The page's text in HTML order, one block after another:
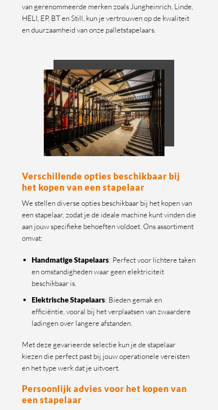
van gerenommeerde merken zoals Jungheinrich, Linde,
HELI, EP, BT en Still, kun je vertrouwen op de kwaliteit
en duurzaamheid van onze palletstapelaars.
Verschillende opties beschikbaar bij
het kopen van een stapelaar
We stellen diverse opties beschikbaar bij het kopen van
een stapelaar, zodat je de ideale machine kunt vinden die
aan jouw specifieke behoeften voldoet. Ons assortiment
omvat:
Handmatige Stapelaars: Perfect voor lichtere taken
en omstandigheden waar geen elektriciteit
beschikbaar is.
Elektrische Stapelaars: Bieden gemak en
efficiëntie, vooral bij het verplaatsen van zwaardere
ladingen over langere afstanden.
Met deze gevarieerde selectie kun je de stapelaar
kiezen die perfect past bij jouw operationele vereisten
en het type werk dat je uitvoert.
Persoonlijk advies voor het kopen van
een stapelaar